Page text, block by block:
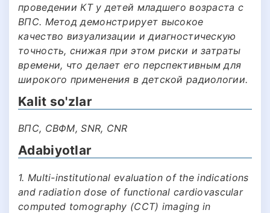
проведении КТ у детей младшего возраста с
ВПС. Метод демонстрирует высокое
качество визуализации и диагностическую
точность, снижая при этом риски и затраты
времени, что делает его перспективным для
широкого применения в детской радиологии.
Kalit so'zlar
ВПС, СВФМ, SNR, CNR
Adabiyotlar
1. Multi-institutional evaluation of the indications
and radiation dose of functional cardiovascular
computed tomography (CCT) imaging in